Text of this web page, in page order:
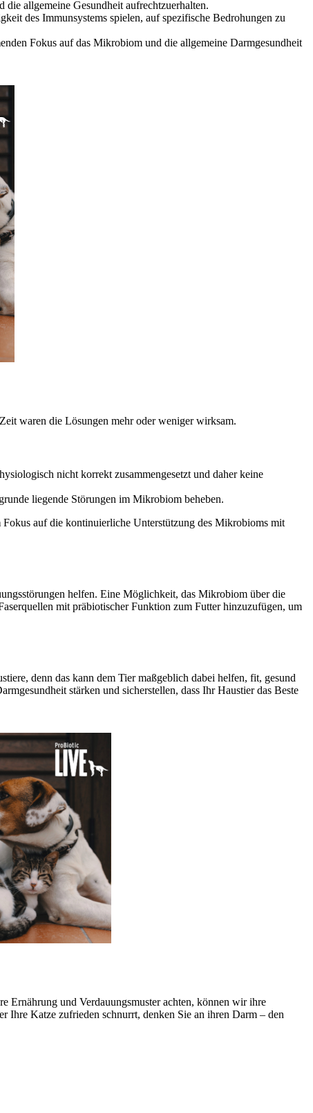
allgemeine Gesundheit aufrechtzuerhalten.
des Immunsystems spielen, auf spezifische Bedrohungen zu
Fokus auf das Mikrobiom und die allgemeine Darmgesundheit
waren die Lösungen mehr oder weniger wirksam.
nicht korrekt zusammengesetzt und daher keine
liegende Störungen im Mikrobiom beheben.
auf die kontinuierliche Unterstützung des Mikrobioms mit
helfen. Eine Möglichkeit, das Mikrobiom über die
mit präbiotischer Funktion zum Futter hinzuzufügen, um
denn das kann dem Tier maßgeblich dabei helfen, fit, gesund
stärken und sicherstellen, dass Ihr Haustier das Beste
Ernährung und Verdauungsmuster achten, können wir ihre
Ihre Katze zufrieden schnurrt, denken Sie an ihren Darm – den